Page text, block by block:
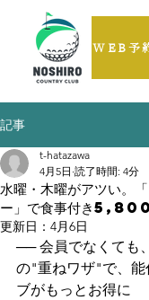
WEB予
記事
水曜・木曜がアツい。
ー」で食事付き5,800
t-hatazawa
4月5日 読了時間: 4分
更新日： 4月6日
── 会員でなくても
の"重ねワザ"で、能
ブがもっとお得に